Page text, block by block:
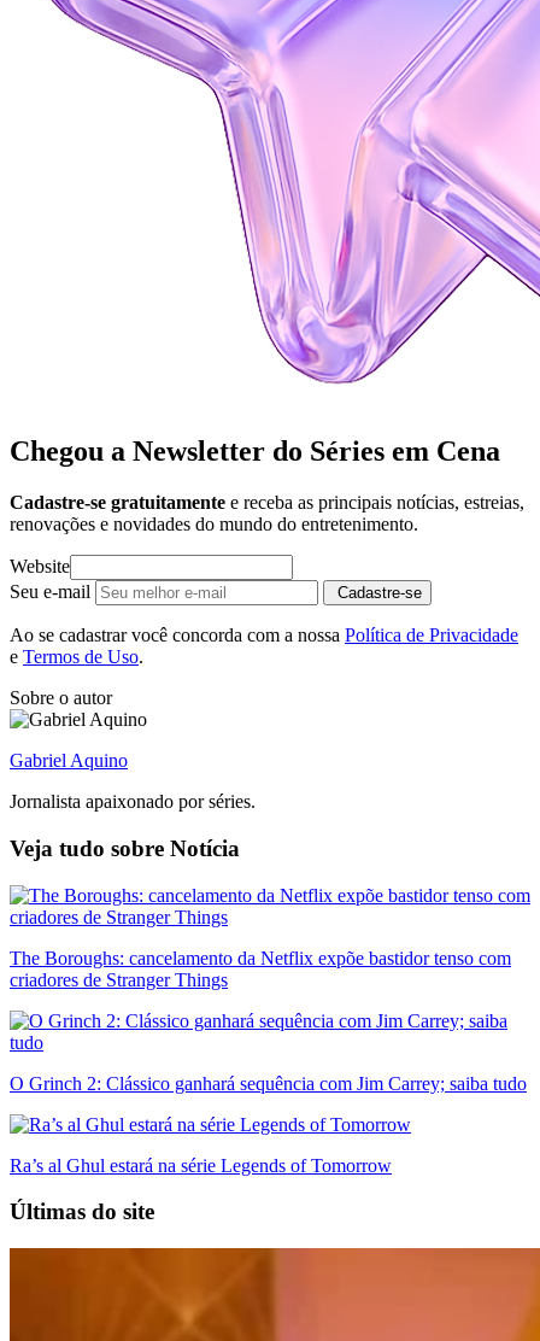
Chegou a Newsletter do Séries em Cena
Cadastre-se gratuitamente e receba as principais notícias, estreias,
renovações e novidades do mundo do entretenimento.
Website
Seu e-mail
Cadastre-se
Ao se cadastrar você concorda com a nossa Política de Privacidade
e Termos de Uso.
Sobre o autor
Gabriel Aquino
Jornalista apaixonado por séries.
Veja tudo sobre Notícia
The Boroughs: cancelamento da Netflix expõe bastidor tenso com
criadores de Stranger Things
O Grinch 2: Clássico ganhará sequência com Jim Carrey; saiba tudo
Ra’s al Ghul estará na série Legends of Tomorrow
Últimas do site